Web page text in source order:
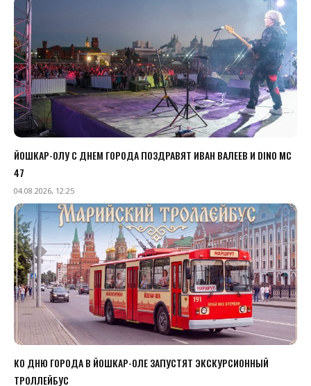
ЙОШКАР-ОЛУ С ДНЕМ ГОРОДА ПОЗДРАВЯТ ИВАН ВАЛЕЕВ И DINO MC
47
04.08.2026, 12:25
КО ДНЮ ГОРОДА В ЙОШКАР-ОЛЕ ЗАПУСТЯТ ЭКСКУРСИОННЫЙ
ТРОЛЛЕЙБУС